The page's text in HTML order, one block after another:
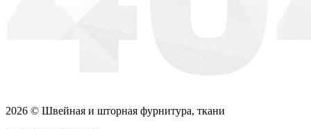
2026 © Швейная и шторная фурнитура, ткани